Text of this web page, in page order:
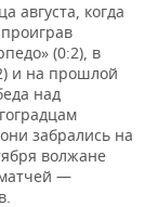
августа, когда
(0:2), в
и на прошлой
над
забрались на
волжане
—